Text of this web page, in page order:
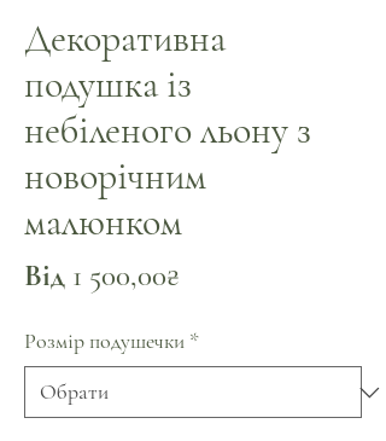
Декоративна
подушка із
небіленого льону з
новорічним
малюнком
Від 1 500,00₴
Розмір подушечки *